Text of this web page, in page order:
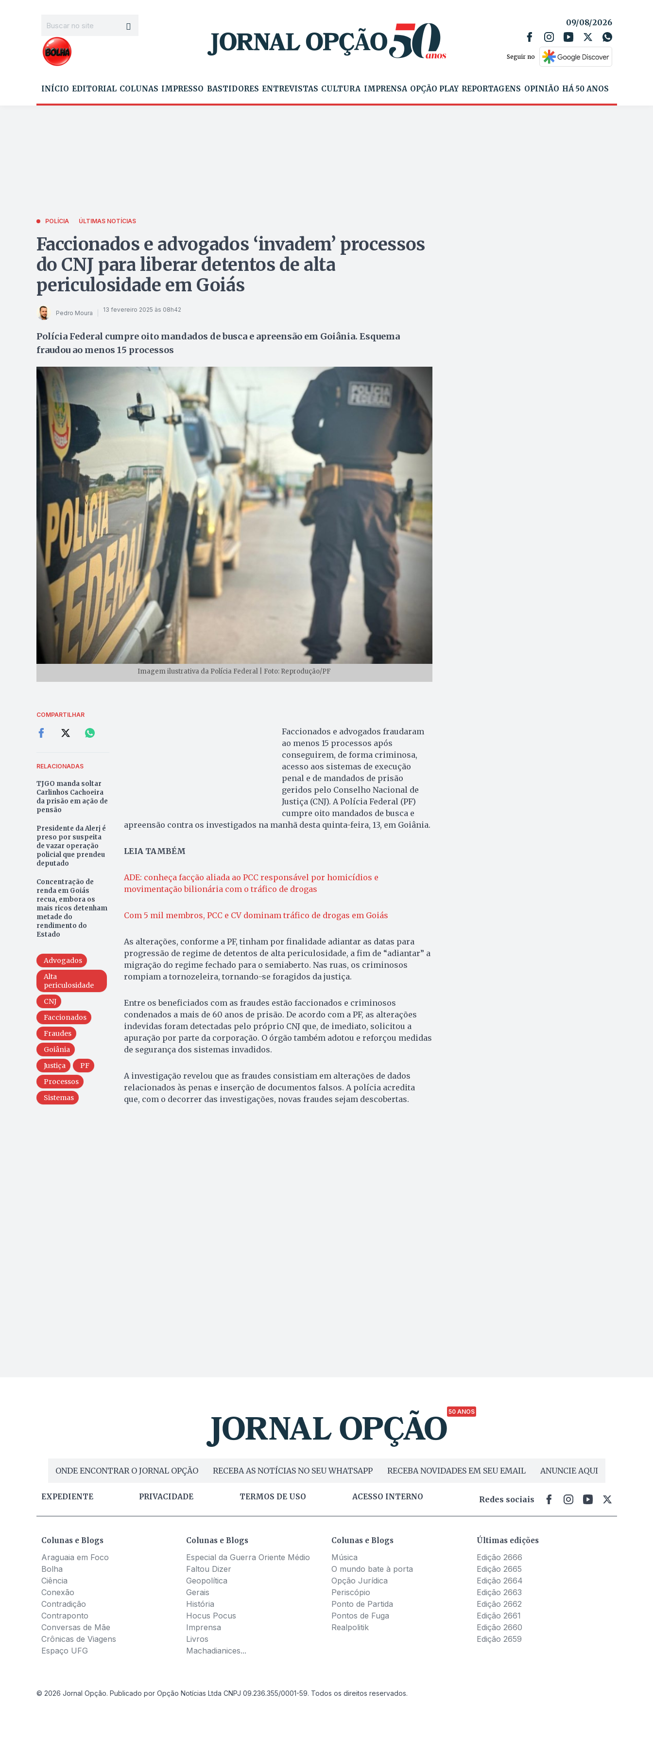
09/08/2026
Seguir no
INÍCIO EDITORIAL COLUNAS IMPRESSO BASTIDORES ENTREVISTAS CULTURA IMPRENSA OPÇÃO PLAY REPORTAGENS OPINIÃO HÁ 50 ANOS
POLÍCIA ÚLTIMAS NOTÍCIAS
Faccionados e advogados ‘invadem’ processos
do CNJ para liberar detentos de alta
periculosidade em Goiás
Pedro Moura 13 fevereiro 2025 às 08h42
Polícia Federal cumpre oito mandados de busca e apreensão em Goiânia. Esquema
fraudou ao menos 15 processos
Imagem ilustrativa da Polícia Federal | Foto: Reprodução/PF
COMPARTILHAR
RELACIONADAS
TJGO manda soltar
Carlinhos Cachoeira
da prisão em ação de
pensão
Presidente da Alerj é
preso por suspeita
de vazar operação
policial que prendeu
deputado
Concentração de
renda em Goiás
recua, embora os
mais ricos detenham
metade do
rendimento do
Estado
Advogados
Alta
periculosidade
CNJ
Faccionados
Fraudes
Goiânia
Justiça
PF
Processos
Sistemas
Faccionados e advogados fraudaram
ao menos 15 processos após
conseguirem, de forma criminosa,
acesso aos sistemas de execução
penal e de mandados de prisão
geridos pelo Conselho Nacional de
Justiça (CNJ). A Polícia Federal (PF)
cumpre oito mandados de busca e
apreensão contra os investigados na manhã desta quinta-feira, 13, em Goiânia.
LEIA TAMBÉM
ADE: conheça facção aliada ao PCC responsável por homicídios e
movimentação bilionária com o tráfico de drogas
Com 5 mil membros, PCC e CV dominam tráfico de drogas em Goiás
As alterações, conforme a PF, tinham por finalidade adiantar as datas para
progressão de regime de detentos de alta periculosidade, a fim de “adiantar” a
migração do regime fechado para o semiaberto. Nas ruas, os criminosos
rompiam a tornozeleira, tornando-se foragidos da justiça.
Entre os beneficiados com as fraudes estão faccionados e criminosos
condenados a mais de 60 anos de prisão. De acordo com a PF, as alterações
indevidas foram detectadas pelo próprio CNJ que, de imediato, solicitou a
apuração por parte da corporação. O órgão também adotou e reforçou medidas
de segurança dos sistemas invadidos.
A investigação revelou que as fraudes consistiam em alterações de dados
relacionados às penas e inserção de documentos falsos. A polícia acredita
que, com o decorrer das investigações, novas fraudes sejam descobertas.
50 ANOS
ONDE ENCONTRAR O JORNAL OPÇÃO RECEBA AS NOTÍCIAS NO SEU WHATSAPP RECEBA NOVIDADES EM SEU EMAIL ANUNCIE AQUI
EXPEDIENTE PRIVACIDADE TERMOS DE USO ACESSO INTERNO Redes sociais
Colunas e Blogs
Araguaia em Foco
Bolha
Ciência
Conexão
Contradição
Contraponto
Conversas de Mãe
Crônicas de Viagens
Espaço UFG
Colunas e Blogs
Especial da Guerra Oriente Médio
Faltou Dizer
Geopolítica
Gerais
História
Hocus Pocus
Imprensa
Livros
Machadianices...
Colunas e Blogs
Música
O mundo bate à porta
Opção Jurídica
Periscópio
Ponto de Partida
Pontos de Fuga
Realpolitik
Últimas edições
Edição 2666
Edição 2665
Edição 2664
Edição 2663
Edição 2662
Edição 2661
Edição 2660
Edição 2659
© 2026 Jornal Opção. Publicado por Opção Notícias Ltda CNPJ 09.236.355/0001-59. Todos os direitos reservados.